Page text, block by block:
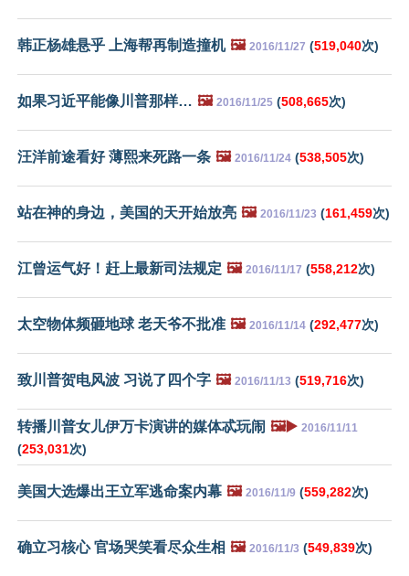
韩正杨雄悬乎 上海帮再制造撞机 🖼️ 2016/11/27 (519,040次)
如果习近平能像川普那样… 🖼️ 2016/11/25 (508,665次)
汪洋前途看好 薄熙来死路一条 🖼️ 2016/11/24 (538,505次)
站在神的身边，美国的天开始放亮 🖼️ 2016/11/23 (161,459次)
江曾运气好！赶上最新司法规定 🖼️ 2016/11/17 (558,212次)
太空物体频砸地球 老天爷不批准 🖼️ 2016/11/14 (292,477次)
致川普贺电风波 习说了四个字 🖼️ 2016/11/13 (519,716次)
转播川普女儿伊万卡演讲的媒体忒玩闹 🖼️▶️ 2016/11/11
(253,031次)
美国大选爆出王立军逃命案内幕 🖼️ 2016/11/9 (559,282次)
确立习核心 官场哭笑看尽众生相 🖼️ 2016/11/3 (549,839次)